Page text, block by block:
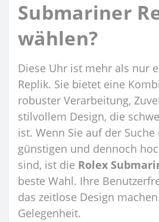
Submariner
wählen?
Diese Uhr ist mehr als nur
Replik. Sie bietet eine
robuster Verarbeitung,
stilvollem Design, die
ist. Wenn Sie auf der
günstigen und dennoch
sind, ist die Rolex
beste Wahl. Ihre
das zeitlose Design
Gelegenheit.